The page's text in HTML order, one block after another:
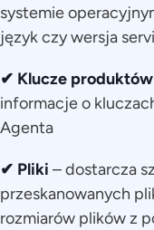
systemie
język czy wersja
✔ Klucze produktów
informacje o
Agenta
✔ Pliki – dostarcza
przeskanowanych
rozmiarów plików z